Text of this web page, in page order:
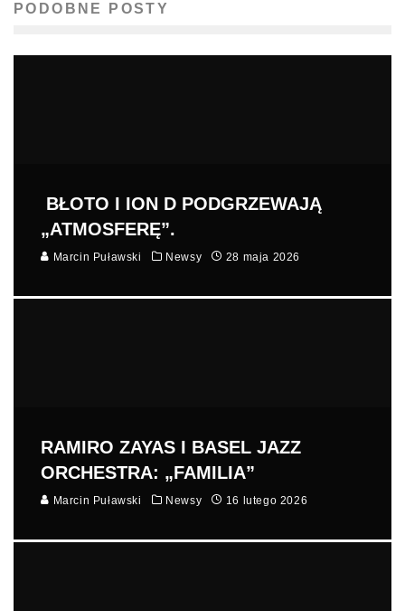
PODOBNE POSTY
BŁOTO I ION D PODGRZEWAJĄ
„ATMOSFERĘ”.
Marcin Puławski Newsy 28 maja 2026
RAMIRO ZAYAS I BASEL JAZZ
ORCHESTRA: „FAMILIA”
Marcin Puławski Newsy 16 lutego 2026